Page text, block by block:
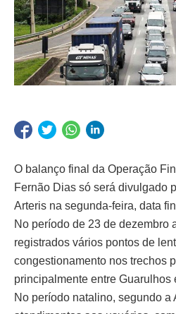
O balanço final da Operação
Fernão Dias só será divulgado
Arteris na segunda-feira, data
No período de 23 de dezembro
registrados vários pontos de
congestionamento nos trechos
principalmente entre Guarulhos
No período natalino, segundo a